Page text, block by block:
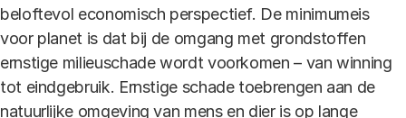
beloftevol economisch perspectief. De minimumeis
voor planet is dat bij de omgang met grondstoffen
ernstige milieuschade wordt voorkomen – van winning
tot eindgebruik. Ernstige schade toebrengen aan de
natuurlijke omgeving van mens en dier is op lange